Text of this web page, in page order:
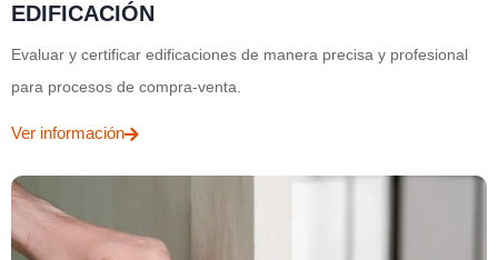
EDIFICACIÓN
Evaluar y certificar edificaciones de manera precisa y profesional
para procesos de compra-venta.
Ver información